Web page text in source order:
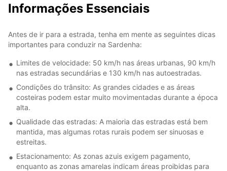
Informações Essenciais
Antes de ir para a estrada, tenha em mente as seguintes dicas
importantes para conduzir na Sardenha:
Limites de velocidade: 50 km/h nas áreas urbanas, 90 km/h
nas estradas secundárias e 130 km/h nas autoestradas.
Condições do trânsito: As grandes cidades e as áreas
costeiras podem estar muito movimentadas durante a época
alta.
Qualidade das estradas: A maioria das estradas está bem
mantida, mas algumas rotas rurais podem ser sinuosas e
estreitas.
Estacionamento: As zonas azuis exigem pagamento,
enquanto as zonas amarelas indicam áreas proibidas para